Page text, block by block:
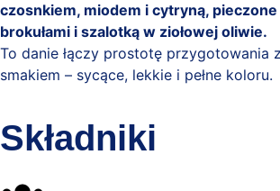
czosnkiem, miodem i cytryną,
brokułami i szalotką w ziołowej oliwie.
To danie łączy prostotę przygotowania
smakiem – sycące, lekkie i pełne koloru.
Składniki